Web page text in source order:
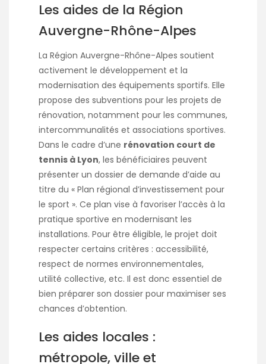
Les aides de la Région
Auvergne-Rhône-Alpes
La Région Auvergne-Rhône-Alpes soutient
activement le développement et la
modernisation des équipements sportifs. Elle
propose des subventions pour les projets de
rénovation, notamment pour les communes,
intercommunalités et associations sportives.
Dans le cadre d’une rénovation court de
tennis à Lyon, les bénéficiaires peuvent
présenter un dossier de demande d’aide au
titre du « Plan régional d’investissement pour
le sport ». Ce plan vise à favoriser l’accès à la
pratique sportive en modernisant les
installations. Pour être éligible, le projet doit
respecter certains critères : accessibilité,
respect de normes environnementales,
utilité collective, etc. Il est donc essentiel de
bien préparer son dossier pour maximiser ses
chances d’obtention.
Les aides locales :
métropole, ville et